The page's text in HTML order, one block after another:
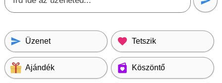
Üzenet Tetszik
Ajándék Köszöntő